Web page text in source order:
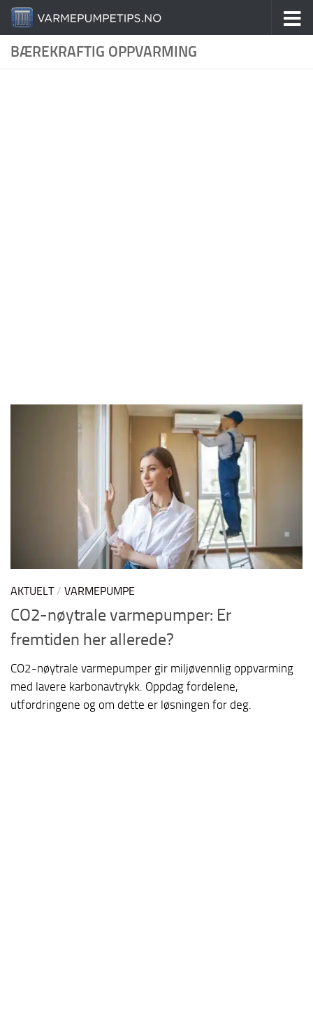
Skip to content
BÆREKRAFTIG OPPVARMING
AKTUELT/ VARMEPUMPE
CO2-nøytrale varmepumper: Er
fremtiden her allerede?
CO2-nøytrale varmepumper gir miljøvennlig oppvarming
med lavere karbonavtrykk. Oppdag fordelene,
utfordringene og om dette er løsningen for deg.